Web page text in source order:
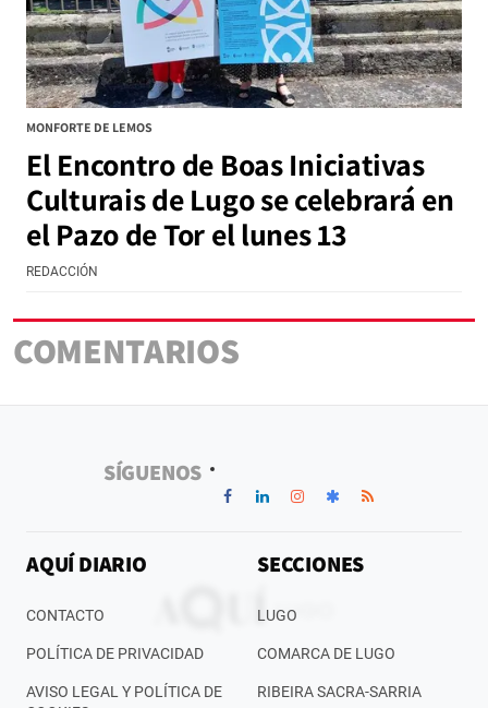
MONFORTE DE LEMOS
El Encontro de Boas Iniciativas
Culturais de Lugo se celebrará en
el Pazo de Tor el lunes 13
REDACCIÓN
COMENTARIOS
SÍGUENOS
AQUÍ DIARIO
CONTACTO
POLÍTICA DE PRIVACIDAD
AVISO LEGAL Y POLÍTICA DE
SECCIONES
LUGO
COMARCA DE LUGO
RIBEIRA SACRA-SARRIA